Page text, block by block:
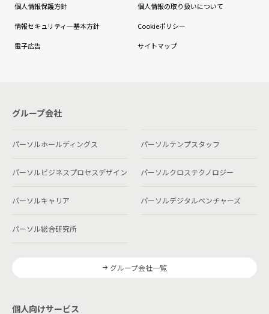
個人情報保護方針 個人情報の取り扱いについて
情報セキュリティー基本方針 Cookieポリシー
電子広告 サイトマップ
グループ会社
パーソルホールディングス パーソルテンプスタッフ
パーソルビジネスプロセスデザイン パーソルクロステクノロジー
パーソルキャリア パーソルデジタルベンチャーズ
パーソル総合研究所
グループ会社一覧
個人向けサービス